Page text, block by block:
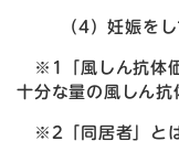
（4）妊娠を
※1「風しん抗体価
十分な量の風しん抗
※2「同居者」とは